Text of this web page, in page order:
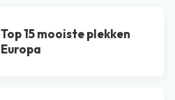
Top 15 mooiste plekken
Europa